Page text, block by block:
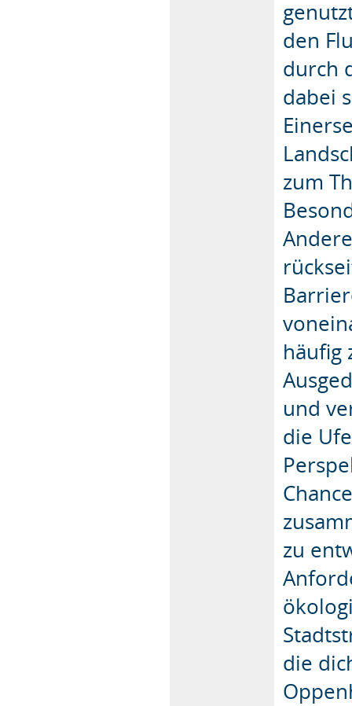
den
durch
dabei
zum
häufig
und
die
zu
die